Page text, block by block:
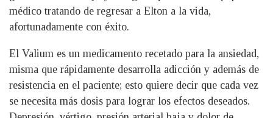
médico tratando de regresar a Elton a la vida,
afortunadamente con éxito.
El Valium es un medicamento recetado para la ansiedad,
misma que rápidamente desarrolla adicción y además de
resistencia en el paciente; esto quiere decir que cada vez
se necesita más dosis para lograr los efectos deseados.